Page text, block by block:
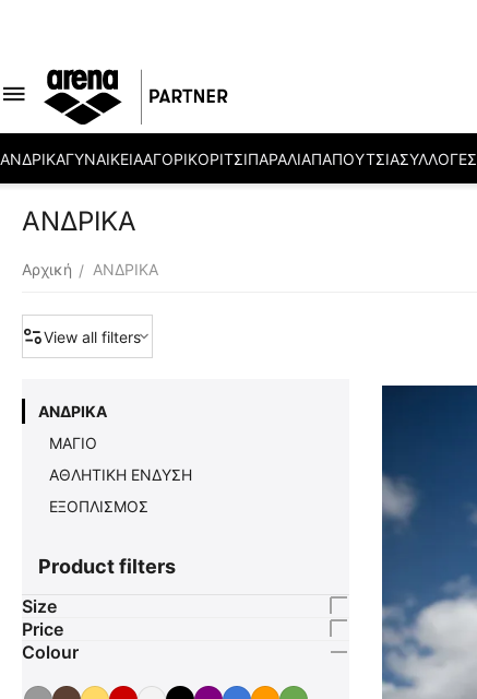
ΑΝΔΡΙΚΑΓΥΝΑΙΚΕΙΑΑΓΟΡΙΚΟΡΙΤΣΙΠΑΡΑΛΙΑΠΑΠΟΥΤΣΙΑΣΥΛΛΟΓΕΣ
ΑΝΔΡΙΚΑ
Αρχική / ΑΝΔΡΙΚΑ
View all filters
ΑΝΔΡΙΚΑ
ΜΑΓΙΟ
ΑΘΛΗΤΙΚΗ ΕΝΔΥΣΗ
ΕΞΟΠΛΙΣΜΟΣ
Product filters
Size
Price
Colour